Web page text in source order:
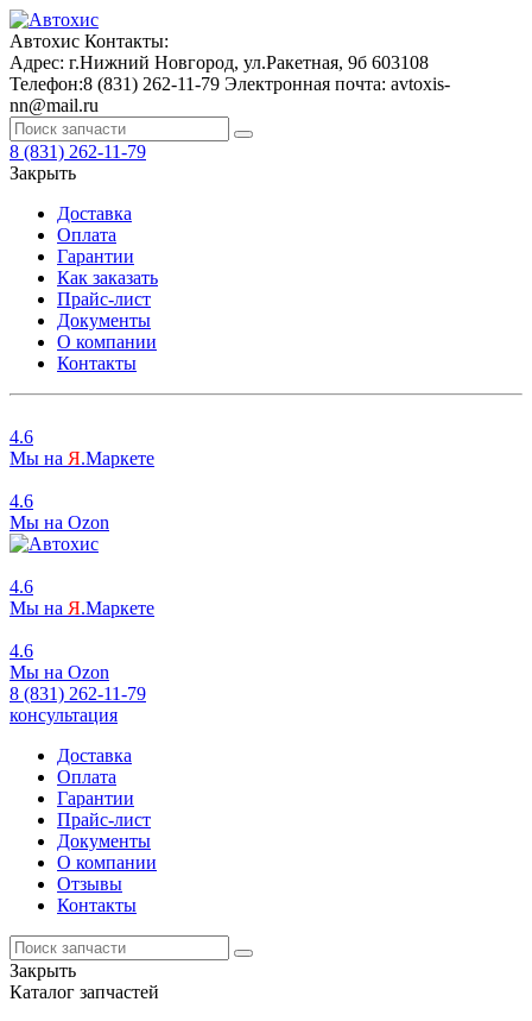
Автохис Контакты:
Адрес: г.Нижний Новгород, ул.Ракетная, 9б 603108
Телефон:8 (831) 262-11-79 Электронная почта: avtoxis-
nn@mail.ru
8 (831) 262-11-79
Закрыть
Доставка
Оплата
Гарантии
Как заказать
Прайс-лист
Документы
О компании
Контакты
4.6
Мы на Я.Маркете
4.6
Мы на Ozon
4.6
Мы на Я.Маркете
4.6
Мы на Ozon
8 (831) 262-11-79
консультация
Доставка
Оплата
Гарантии
Прайс-лист
Документы
О компании
Отзывы
Контакты
Закрыть
Каталог запчастей